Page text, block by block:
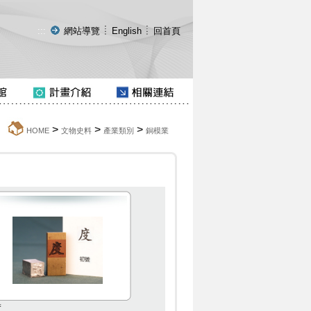
::: 網站導覽 English 回首頁
HOME> 文物史料> 產業類別 > 銅模業